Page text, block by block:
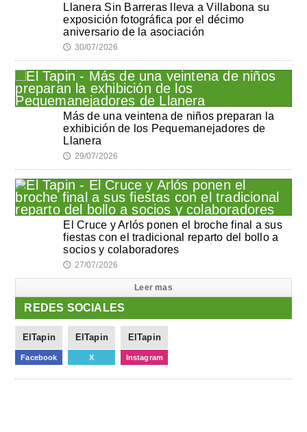
Llanera Sin Barreras lleva a Villabona su
exposición fotográfica por el décimo
aniversario de la asociación
🕔 30/07/2026
Más de una veintena de niños preparan la
exhibición de los Pequemanejadores de
Llanera
🕔 29/07/2026
El Cruce y Arlós ponen el broche final a sus
fiestas con el tradicional reparto del bollo a
socios y colaboradores
🕔 27/07/2026
Leer mas
REDES SOCIALES
ElTapin
Facebook
ElTapin
X
ElTapin
Instagram